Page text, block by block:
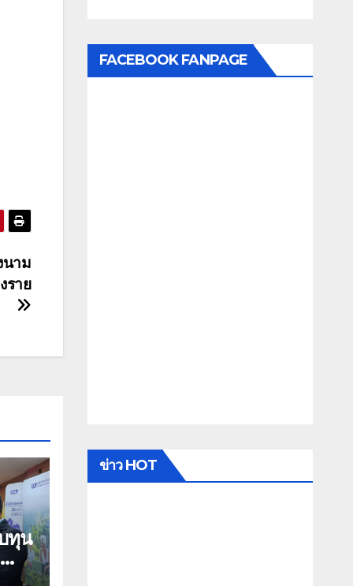
นาม
ราย
ทุน
FACEBOOK FANPAGE
ข่าว HOT